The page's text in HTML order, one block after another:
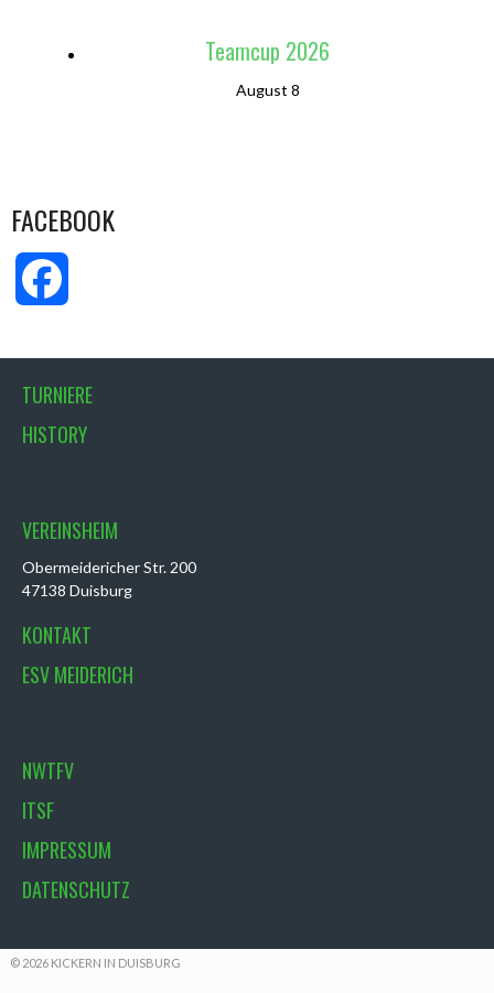
Teamcup 2026
August 8
FACEBOOK
TURNIERE
HISTORY
VEREINSHEIM
Obermeidericher Str. 200
47138 Duisburg
KONTAKT
ESV MEIDERICH
NWTFV
ITSF
IMPRESSUM
DATENSCHUTZ
© 2026 KICKERN IN DUISBURG